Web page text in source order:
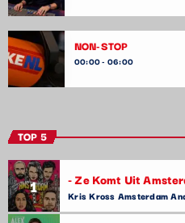
NON-STOP
00:00 - 06:00
TOP 5
1 - Ze Komt Uit
Kris Kross Amsterdam